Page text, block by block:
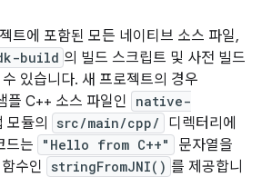
트에 포함된 모든 네이티브 소스 파일,
build 의 빌드 스크립트 및 사전 빌드
있습니다. 새 프로젝트의 경우
플 C++ 소스 파일인
native-
모듈의 src/main/cpp/
디렉터리에
드는
"Hello from C++"
문자열을
수인
stringFromJNI() 를 제공합니